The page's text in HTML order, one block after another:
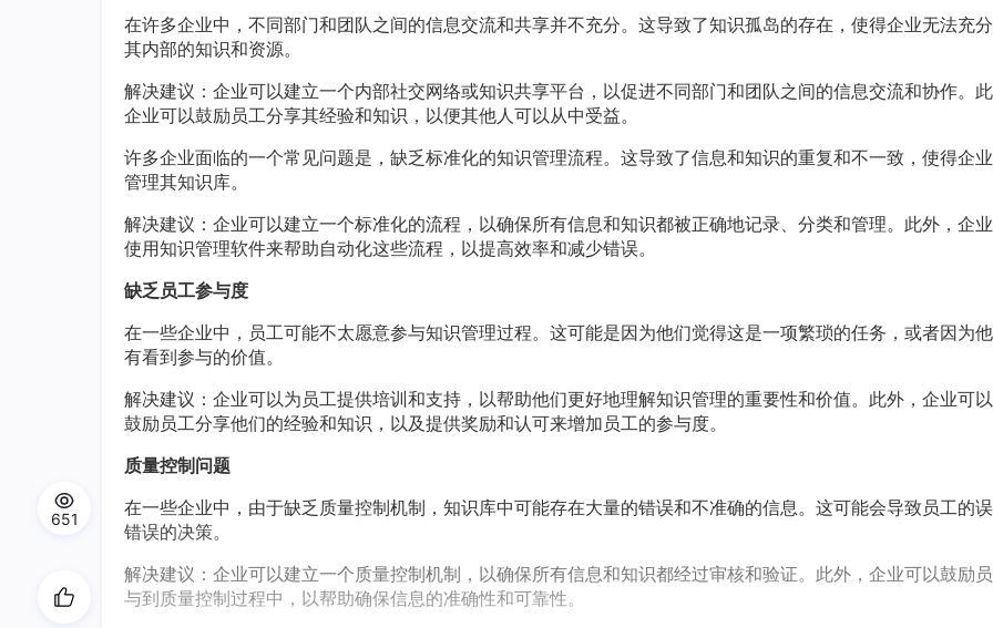
在许多企业中，不同部门和团队之间的信息交流和共享并不充分。这导致了知识孤岛的存在，使得企业无法充
其内部的知识和资源。
解决建议：企业可以建立一个内部社交网络或知识共享平台，以促进不同部门和团队之间的信息交流和协作。此
企业可以鼓励员工分享其经验和知识，以便其他人可以从中受益。
许多企业面临的一个常见问题是，缺乏标准化的知识管理流程。这导致了信息和知识的重复和不一致，使得企
管理其知识库。
解决建议：企业可以建立一个标准化的流程，以确保所有信息和知识都被正确地记录、分类和管理。此外，企
使用知识管理软件来帮助自动化这些流程，以提高效率和减少错误。
缺乏员工参与度
在一些企业中，员工可能不太愿意参与知识管理过程。这可能是因为他们觉得这是一项繁琐的任务，或者因为
有看到参与的价值。
解决建议：企业可以为员工提供培训和支持，以帮助他们更好地理解知识管理的重要性和价值。此外，企业可
鼓励员工分享他们的经验和知识，以及提供奖励和认可来增加员工的参与度。
质量控制问题
在一些企业中，由于缺乏质量控制机制，知识库中可能存在大量的错误和不准确的信息。这可能会导致员工的
错误的决策。
解决建议：企业可以建立一个质量控制机制，以确保所有信息和知识都经过审核和验证。此外，企业可以鼓励
与到质量控制过程中，以帮助确保信息的准确性和可靠性。
651